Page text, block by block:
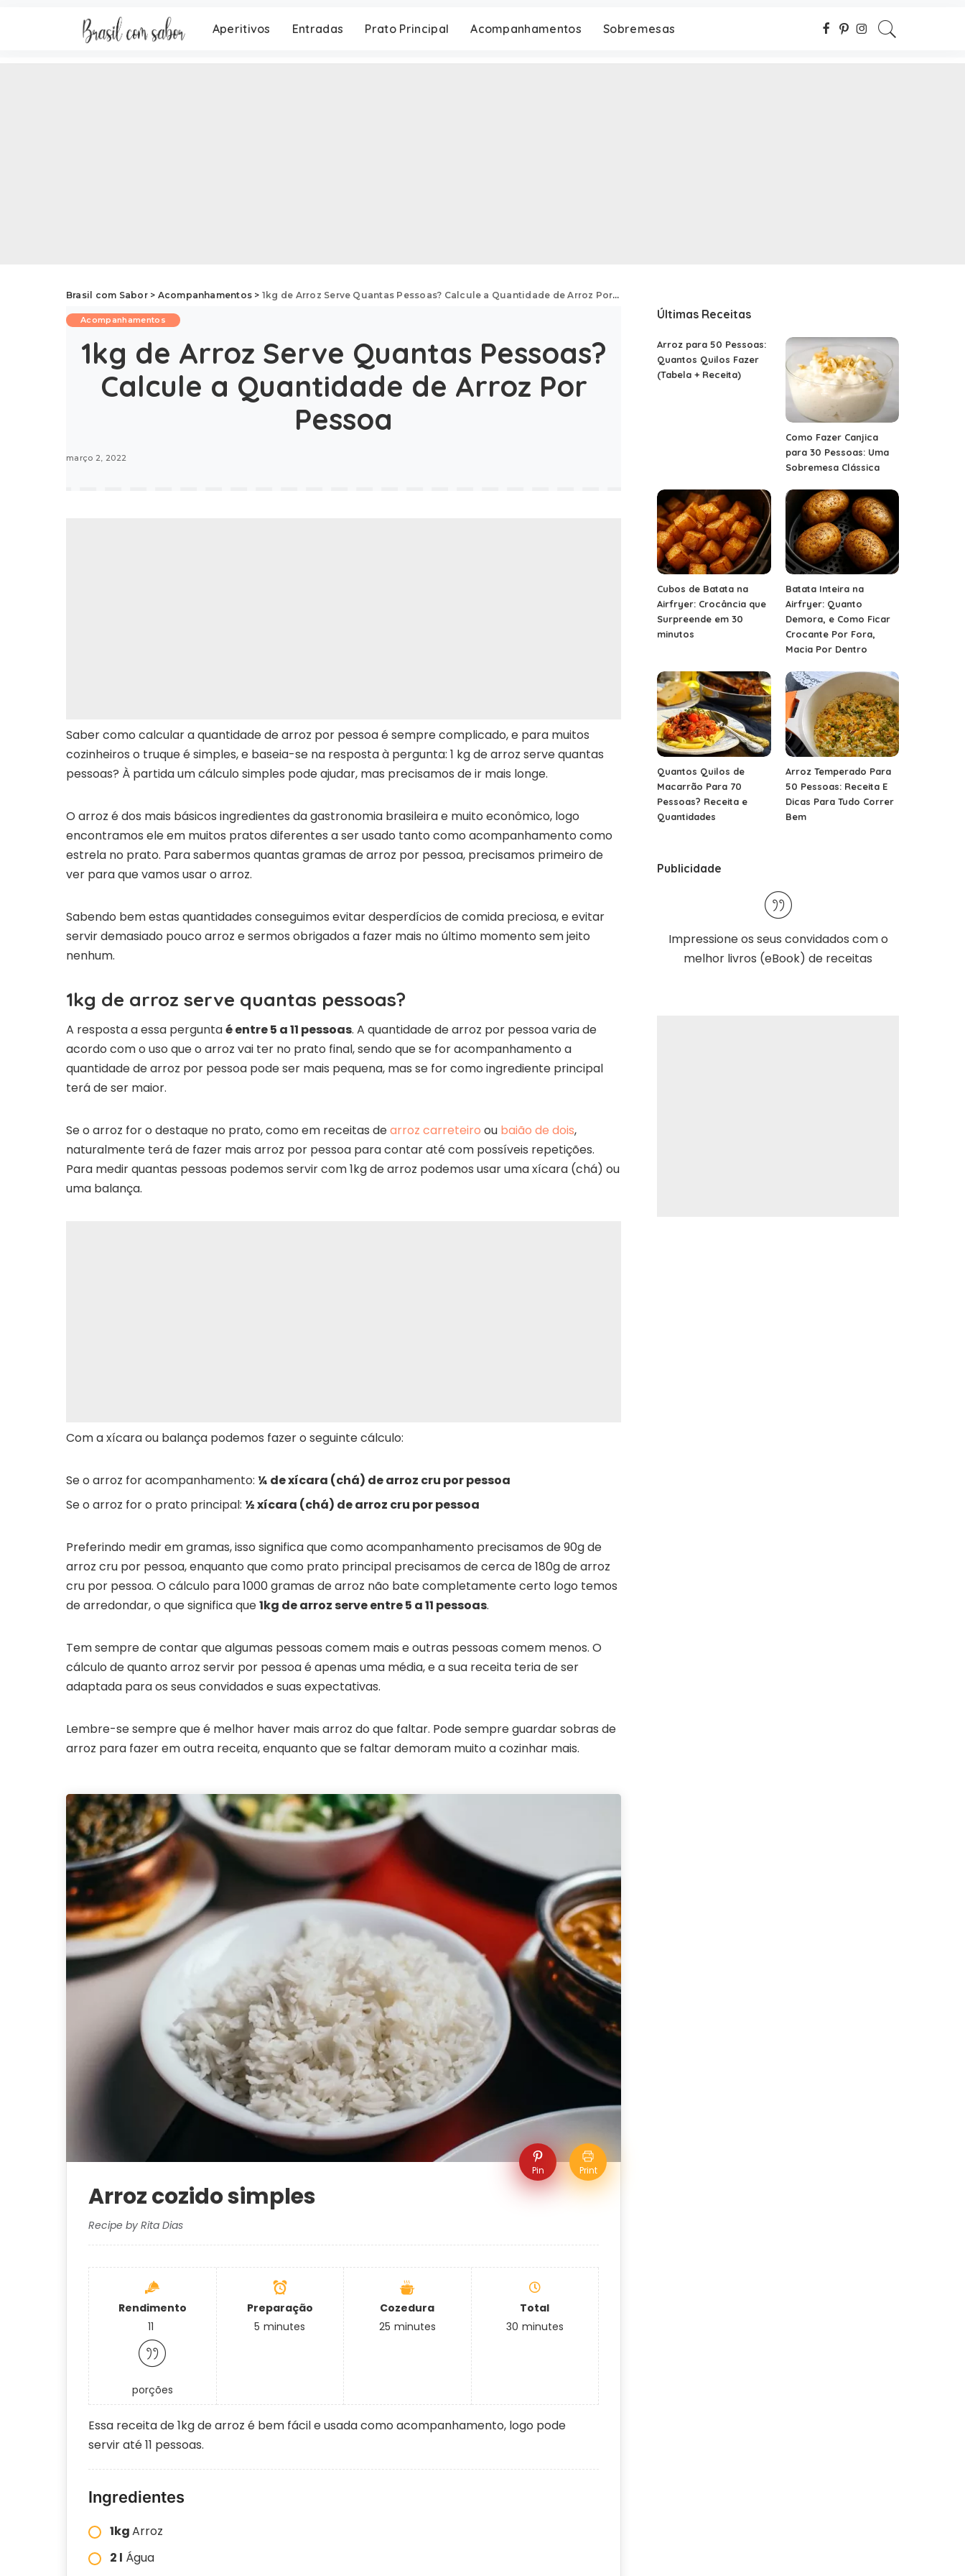
Aperitivos Entradas Prato Principal Acompanhamentos Sobremesas
Brasil com Sabor> Acompanhamentos > 1kg de Arroz Serve Quantas Pessoas? Calcule a Quantidade de Arroz Por Pessoa
Acompanhamentos
1kg de Arroz Serve Quantas Pessoas?
Calcule a Quantidade de Arroz Por
Pessoa
março 2, 2022
Saber como calcular a quantidade de arroz por pessoa é sempre complicado, e para muitos
cozinheiros o truque é simples, e baseia-se na resposta à pergunta: 1 kg de arroz serve quantas
pessoas? À partida um cálculo simples pode ajudar, mas precisamos de ir mais longe.
O arroz é dos mais básicos ingredientes da gastronomia brasileira e muito econômico, logo
encontramos ele em muitos pratos diferentes a ser usado tanto como acompanhamento como
estrela no prato. Para sabermos quantas gramas de arroz por pessoa, precisamos primeiro de
ver para que vamos usar o arroz.
Sabendo bem estas quantidades conseguimos evitar desperdícios de comida preciosa, e evitar
servir demasiado pouco arroz e sermos obrigados a fazer mais no último momento sem jeito
nenhum.
1kg de arroz serve quantas pessoas?
A resposta a essa perguntaé entre 5 a 11 pessoas. A quantidade de arroz por pessoa varia de
acordo com o uso que o arroz vai ter no prato final, sendo que se for acompanhamento a
quantidade de arroz por pessoa pode ser mais pequena, mas se for como ingrediente principal
terá de ser maior.
Se o arroz for o destaque no prato, como em receitas dearroz carreteiro ou baião de dois,
naturalmente terá de fazer mais arroz por pessoa para contar até com possíveis repetições.
Para medir quantas pessoas podemos servir com 1kg de arroz podemos usar uma xícara (chá) ou
uma balança.
Com a xícara ou balança podemos fazer o seguinte cálculo:
Se o arroz for acompanhamento: ¼ de xícara (chá) de arroz cru por pessoa
Se o arroz for o prato principal: ½ xícara (chá) de arroz cru por pessoa
Preferindo medir em gramas, isso significa que como acompanhamento precisamos de 90g de
arroz cru por pessoa, enquanto que como prato principal precisamos de cerca de 180g de arroz
cru por pessoa. O cálculo para 1000 gramas de arroz não bate completamente certo logo temos
de arredondar, o que significa que1kg de arroz serve entre 5 a 11 pessoas.
Tem sempre de contar que algumas pessoas comem mais e outras pessoas comem menos. O
cálculo de quanto arroz servir por pessoa é apenas uma média, e a sua receita teria de ser
adaptada para os seus convidados e suas expectativas.
Lembre-se sempre que é melhor haver mais arroz do que faltar. Pode sempre guardar sobras de
arroz para fazer em outra receita, enquanto que se faltar demoram muito a cozinhar mais.
Pin Print
Arroz cozido simples
Recipe by Rita Dias
Rendimento
11
porções
Preparação
5 minutes
Cozedura
25 minutes
Total
30 minutes
Essa receita de 1kg de arroz é bem fácil e usada como acompanhamento, logo pode
servir até 11 pessoas.
Ingredientes
1kgArroz
2 l Água
Últimas Receitas
Arroz para 50 Pessoas:
Quantos Quilos Fazer
(Tabela + Receita)
Como Fazer Canjica
para 30 Pessoas: Uma
Sobremesa Clássica
Cubos de Batata na
Airfryer: Crocância que
Surpreende em 30
minutos
Batata Inteira na
Airfryer: Quanto
Demora, e Como Ficar
Crocante Por Fora,
Macia Por Dentro
Quantos Quilos de
Macarrão Para 70
Pessoas? Receita e
Quantidades
Arroz Temperado Para
50 Pessoas: Receita E
Dicas Para Tudo Correr
Bem
Publicidade
Impressione os seus convidados com o
melhor livros (eBook) de receitas